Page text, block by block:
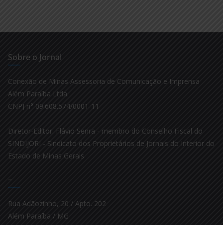
Sobre o Jornal
Conexão de Minas Assessoria de Comunicação e Imprensa
Além Paraíba Ltda.
CNPJ n° 09.608.574/0001-11
Diretor-Editor: Flávio Senra - membro do Conselho Fiscal do
SINDIJORI - Sindicato dos Proprietários de Jornais do Interior do
Estado de Minas Gerais
–
Rua Adãozinho, 20 / Apto. 202
Além Paraíba / MG